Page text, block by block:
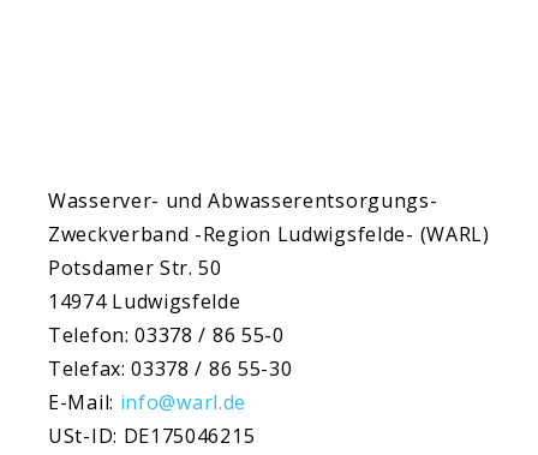
Wasserver- und Abwasserentsorgungs-
Zweckverband -Region Ludwigsfelde- (WARL)
Potsdamer Str. 50
14974 Ludwigsfelde
Telefon: 03378 / 86 55-0
Telefax: 03378 / 86 55-30
E-Mail: info@warl.de
USt-ID: DE175046215